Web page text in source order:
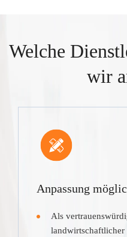
Welche
wir
Anpassung
Als
landwirtschaftlicher